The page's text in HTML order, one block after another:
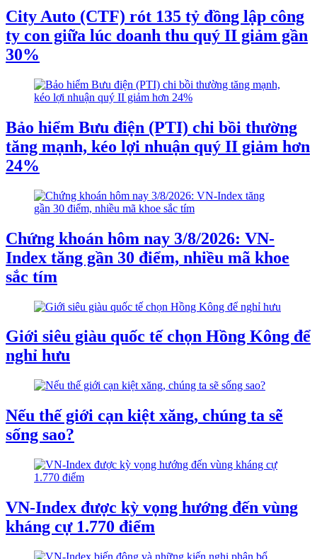
City Auto (CTF) rót 135 tỷ đồng lập công
ty con giữa lúc doanh thu quý II giảm gần
30%
Bảo hiểm Bưu điện (PTI) chi bồi thường
tăng mạnh, kéo lợi nhuận quý II giảm hơn
24%
Chứng khoán hôm nay 3/8/2026: VN-
Index tăng gần 30 điểm, nhiều mã khoe
sắc tím
Giới siêu giàu quốc tế chọn Hồng Kông để
nghỉ hưu
Nếu thế giới cạn kiệt xăng, chúng ta sẽ
sống sao?
VN-Index được kỳ vọng hướng đến vùng
kháng cự 1.770 điểm